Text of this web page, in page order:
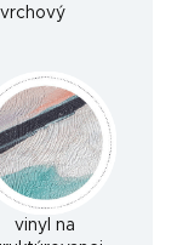
vinyl na